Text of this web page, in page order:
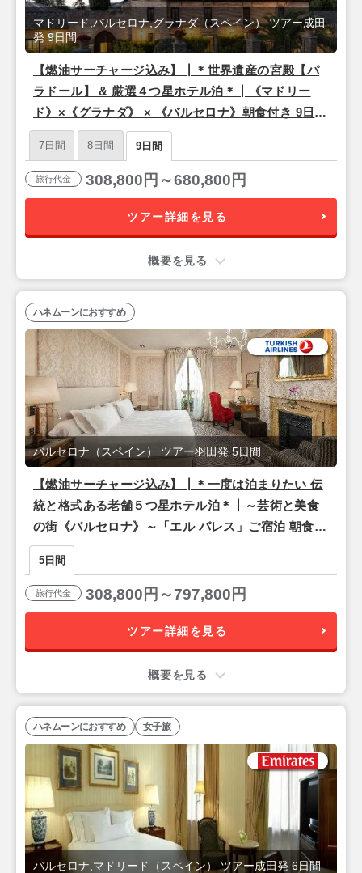
【燃油サーチャージ込み】┃＊世界遺産の宮殿【パ
ラドール】 & 厳選４つ星ホテル泊＊┃《マドリー
ド》×《グラナダ》 × 《バルセロナ》朝食付き 9日間
【成田発/カタール航空利用】
マドリード,バルセロナ,グラナダ（スペイン） ツアー成田
発 9日間
7日間 8日間 9日間
旅行代金 308,800円～680,800円
ツアー詳細を見る
概要を見る
【燃油サーチャージ込み】┃＊一度は泊まりたい 伝
統と格式ある老舗５つ星ホテル泊＊┃～芸術と美食
の街《バルセロナ》～「エル パレス」ご宿泊 朝食付
き 5日間
バルセロナ（スペイン） ツアー羽田発 5日間
ハネムーンにおすすめ
5日間
旅行代金 308,800円～797,800円
ツアー詳細を見る
概要を見る
バルセロナ,マドリード（スペイン） ツアー成田発 6日間
ハネムーンにおすすめ 女子旅